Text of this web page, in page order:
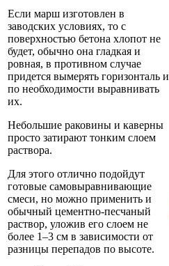
Если марш изготовлен в
заводских условиях, то с
поверхностью бетона хлопот не
будет, обычно она гладкая и
ровная, в противном случае
придется вымерять горизонталь и
по необходимости выравнивать
их.
Небольшие раковины и каверны
просто затирают тонким слоем
раствора.
Для этого отлично подойдут
готовые самовыравнивающие
смеси, но можно применить и
обычный цементно-песчаный
раствор, уложив его слоем не
более 1–3 см в зависимости от
разницы перепадов по высоте.